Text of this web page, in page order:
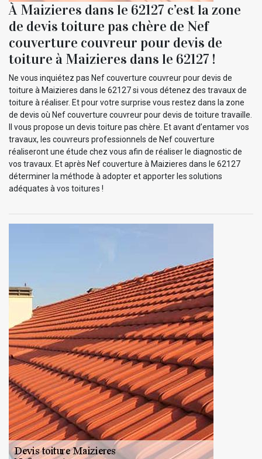
À Maizieres dans le 62127 c’est la zone
de devis toiture pas chère de Nef
couverture couvreur pour devis de
toiture à Maizieres dans le 62127 !
Ne vous inquiétez pas Nef couverture couvreur pour devis de
toiture à Maizieres dans le 62127 si vous détenez des travaux de
toiture à réaliser. Et pour votre surprise vous restez dans la zone
de devis où Nef couverture couvreur pour devis de toiture travaille.
Il vous propose un devis toiture pas chère. Et avant d’entamer vos
travaux, les couvreurs professionnels de Nef couverture
réaliseront une étude chez vous afin de réaliser le diagnostic de
vos travaux. Et après Nef couverture à Maizieres dans le 62127
déterminer la méthode à adopter et apporter les solutions
adéquates à vos toitures !